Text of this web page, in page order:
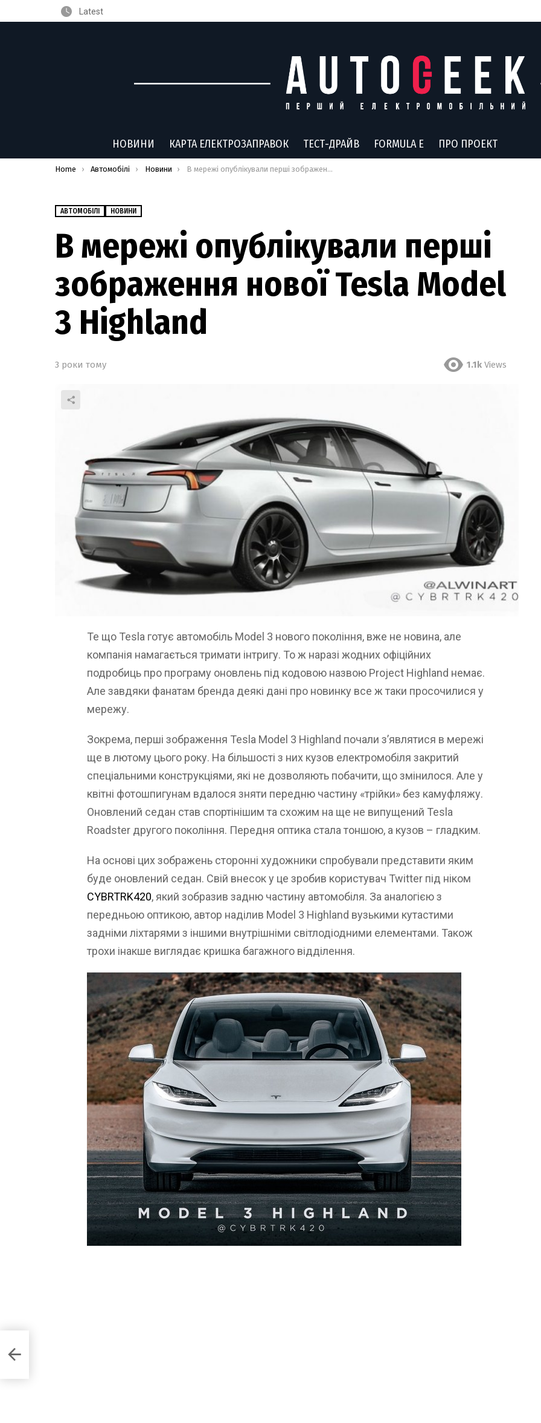
Latest
НОВИНИ КАРТА ЕЛЕКТРОЗАПРАВОК ТЕСТ-ДРАЙВ FORMULA E ПРО ПРОЕКТ
You are here:
Home Автомобілі Новини В мережі опублікували перші зображення нової Tesla Model 3 Highland
АВТОМОБІЛІ НОВИНИ
В мережі опублікували перші
зображення нової Tesla Model
3 Highland
3 роки тому 1.1k Views
Те що Tesla готує автомобіль Model 3 нового покоління, вже не новина, але
компанія намагається тримати інтригу. То ж наразі жодних офіційних
подробиць про програму оновлень під кодовою назвою Project Highland немає.
Але завдяки фанатам бренда деякі дані про новинку все ж таки просочилися у
мережу.
Зокрема, перші зображення Tesla Model 3 Highland почали з’являтися в мережі
ще в лютому цього року. На більшості з них кузов електромобіля закритий
спеціальними конструкціями, які не дозволяють побачити, що змінилося. Але у
квітні фотошпигунам вдалося зняти передню частину «трійки» без камуфляжу.
Оновлений седан став спортінішим та схожим на ще не випущений Tesla
Roadster другого покоління. Передня оптика стала тоншою, а кузов – гладким.
На основі цих зображень сторонні художники спробували представити яким
буде оновлений седан. Свій внесок у це зробив користувач Twitter під ніком
CYBRTRK420, який зобразив задню частину автомобіля. За аналогією з
передньою оптикою, автор наділив Model 3 Highland вузькими кутастими
задніми ліхтарями з іншими внутрішніми світлодіодними елементами. Також
трохи інакше виглядає кришка багажного відділення.